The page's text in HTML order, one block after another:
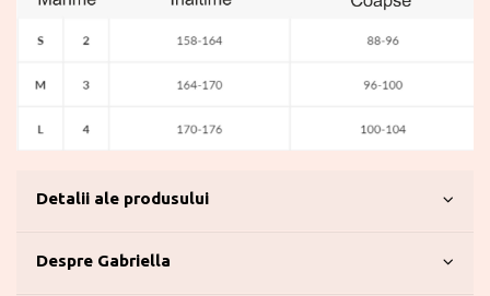
Detalii ale produsului
Despre Gabriella